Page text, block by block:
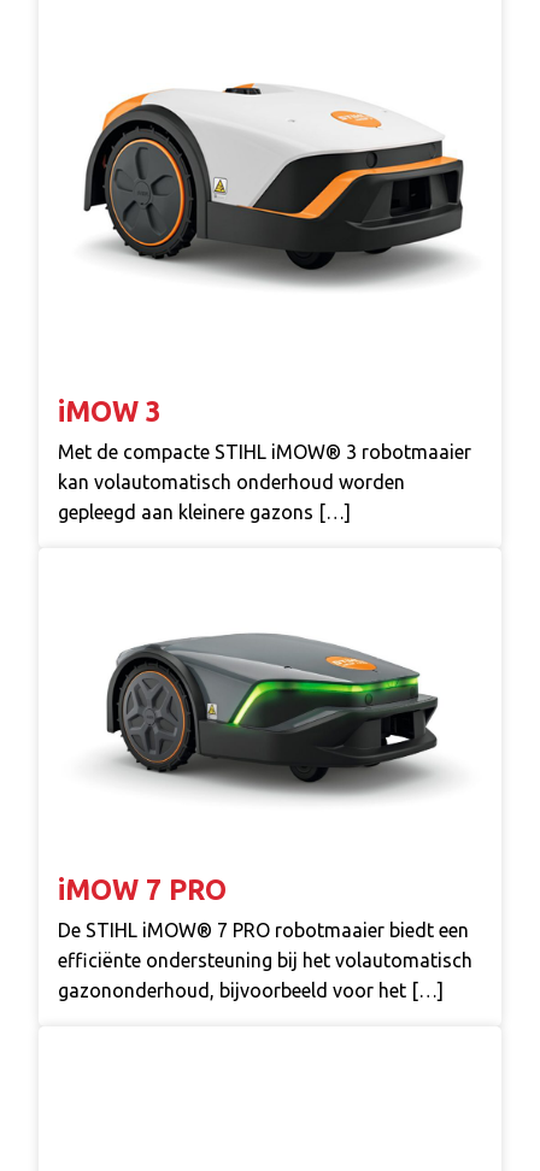
iMOW 3
Met de compacte STIHL iMOW® 3 robotmaaier
kan volautomatisch onderhoud worden
gepleegd aan kleinere gazons […]
iMOW 7 PRO
De STIHL iMOW® 7 PRO robotmaaier biedt een
efficiënte ondersteuning bij het volautomatisch
gazononderhoud, bijvoorbeeld voor het […]